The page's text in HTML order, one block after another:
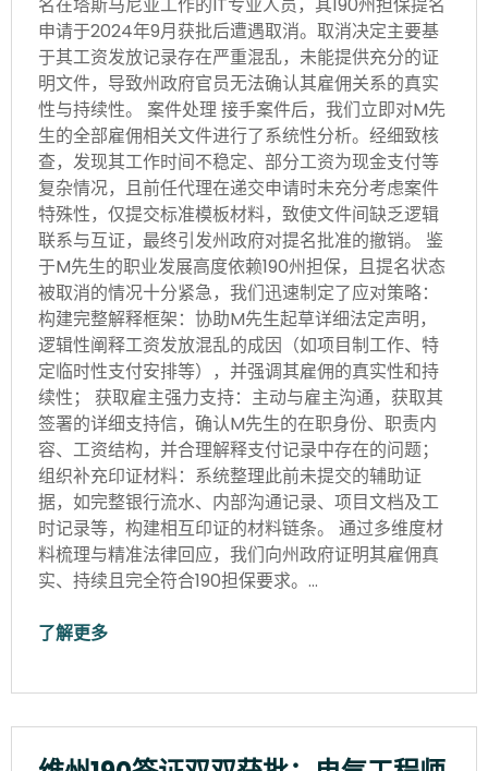
名在塔斯马尼亚工作的IT专业人员，其190州担保提名
申请于2024年9月获批后遭遇取消。取消决定主要基
于其工资发放记录存在严重混乱，未能提供充分的证
明文件，导致州政府官员无法确认其雇佣关系的真实
性与持续性。 案件处理 接手案件后，我们立即对M先
生的全部雇佣相关文件进行了系统性分析。经细致核
查，发现其工作时间不稳定、部分工资为现金支付等
复杂情况，且前任代理在递交申请时未充分考虑案件
特殊性，仅提交标准模板材料，致使文件间缺乏逻辑
联系与互证，最终引发州政府对提名批准的撤销。 鉴
于M先生的职业发展高度依赖190州担保，且提名状态
被取消的情况十分紧急，我们迅速制定了应对策略：
构建完整解释框架：协助M先生起草详细法定声明，
逻辑性阐释工资发放混乱的成因（如项目制工作、特
定临时性支付安排等），并强调其雇佣的真实性和持
续性； 获取雇主强力支持：主动与雇主沟通，获取其
签署的详细支持信，确认M先生的在职身份、职责内
容、工资结构，并合理解释支付记录中存在的问题；
组织补充印证材料：系统整理此前未提交的辅助证
据，如完整银行流水、内部沟通记录、项目文档及工
时记录等，构建相互印证的材料链条。 通过多维度材
料梳理与精准法律回应，我们向州政府证明其雇佣真
实、持续且完全符合190担保要求。…
了解更多